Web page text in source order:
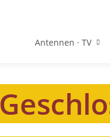
Antennen · TV